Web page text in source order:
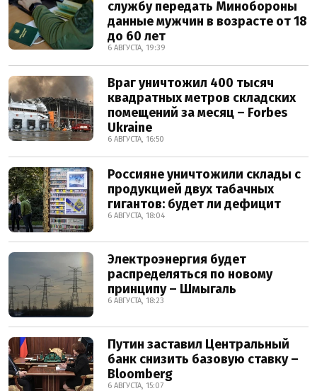
службу передать Минобороны
данные мужчин в возрасте от 18
до 60 лет
6 АВГУСТА, 19:39
Враг уничтожил 400 тысяч
квадратных метров складских
помещений за месяц – Forbes
Ukraine
6 АВГУСТА, 16:50
Россияне уничтожили склады с
продукцией двух табачных
гигантов: будет ли дефицит
6 АВГУСТА, 18:04
Электроэнергия будет
распределяться по новому
принципу – Шмыгаль
6 АВГУСТА, 18:23
Путин заставил Центральный
банк снизить базовую ставку –
Bloomberg
6 АВГУСТА, 15:07